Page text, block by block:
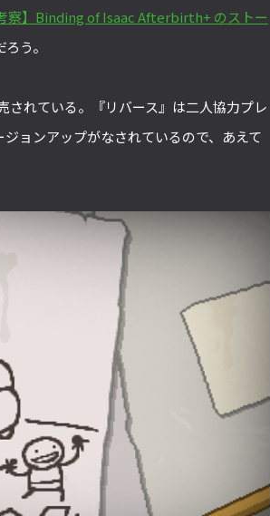
考察】Binding of Isaac Afterbirth+ のストー
う。
されている。『リバース』は二人協力プレ
ョンアップがなされているので、あえて